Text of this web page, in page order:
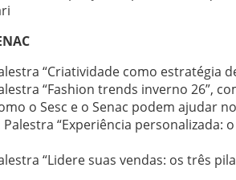
“Criatividade como estratégia
“Fashion trends inverno 26”,
o Sesc e o Senac podem ajudar
Palestra “Experiência personalizada:
“Lidere suas vendas: os três